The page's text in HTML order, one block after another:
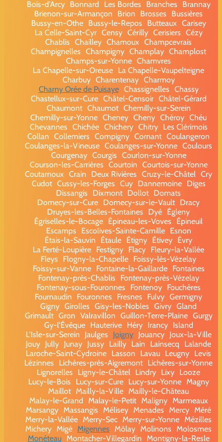
Bois-d'Arcy
Bonnard Les Bordes Branches
Brannay
Brienon-sur-Armançon
Brion Brosses
Bussières
Bussy-en-Othe
Bussy-le-Repos Butteaux Carisey
La Celle-Saint-Cyr Censy Cérilly Cerisiers Cézy
Chablis Chailley Chamoux Champcevrais
Champignelles Champigny Champlay Champlost
Champs-sur-Yonne Chamvres
La Chapelle-sur-Oreuse La Chapelle-Vaupelteigne
Charbuy Charentenay Charmoy
Charny Orée de Puisaye Chassignelles Chassy
Chastellux-sur-Cure Châtel-Censoir Châtel-Gérard
Chaumont Chaumot Chemilly-sur-Serein
Chemilly-sur-Yonne Cheney Cheny Chéroy Chéu
Chevannes Chichée Chichery Chitry
Les Clérimois
Collan Collemiers Compigny Cornant Coulangeron
Coulanges-la-Vineuse Coulanges-sur-Yonne Coulours
Courgenay Courgis Courlon-sur-Yonne
Courson-les-Carrières Courtoin Courtois-sur-Yonne
Coutarnoux Crain Deux Rivières Cruzy-le-Châtel Cry
Cudot Cussy-les-Forges Cuy Dannemoine
Diges
Dissangis
Dixmont Dollot Domats
Domecy-sur-Cure Domecy-sur-le-Vault Dracy
Druyes-les-Belles-Fontaines
Dyé Égleny
Égriselles-le-Bocage Épineau-les-Voves
Épineuil
Escamps
Escolives-Sainte-Camille
Esnon
Étais-la-Sauvin
Étaule Étigny Étivey Évry
La Ferté-Loupière Festigny Flacy Fleury-la-Vallée
Fleys
Flogny-la-Chapelle Foissy-lès-Vézelay
Foissy-sur-Vanne
Fontaine-la-Gaillarde
Fontaines
Fontenay-près-Chablis
Fontenay-près-Vézelay
Fontenay-sous-Fouronnes
Fontenoy
Fouchères
Fournaudin
Fouronnes Fresnes Fulvy Germigny
Gigny Girolles Gisy-les-Nobles Givry Gland
Grimault Gron Valravillon Guillon-Terre-Plaine Gurgy
Gy-l'Évêque
Hauterive Héry Irancy
Island
L'Isle-sur-Serein
Jaulges Joigny Jouancy
Joux-la-Ville
Jouy Jully Junay Jussy Lailly Lain Lainsecq
Lalande
Laroche-Saint-Cydroine Lasson Lavau Leugny Levis
Lézinnes
Lichères-près-Aigremont Lichères-sur-Yonne
Lignorelles
Ligny-le-Châtel Lindry Lixy Looze
Lucy-le-Bois
Lucy-sur-Cure Lucy-sur-Yonne
Magny
Maillot Mailly-la-Ville Mailly-le-Château
Malay-le-Grand
Malay-le-Petit Maligny
Marmeaux
Marsangy Massangis Mélisey Menades Mercy Méré
Merry-la-Vallée Merry-Sec Merry-sur-Yonne Mézilles
Michery Migé Migennes Môlay Molinons
Molosmes
Monéteau
Montacher-Villegardin
Montigny-la-Resle